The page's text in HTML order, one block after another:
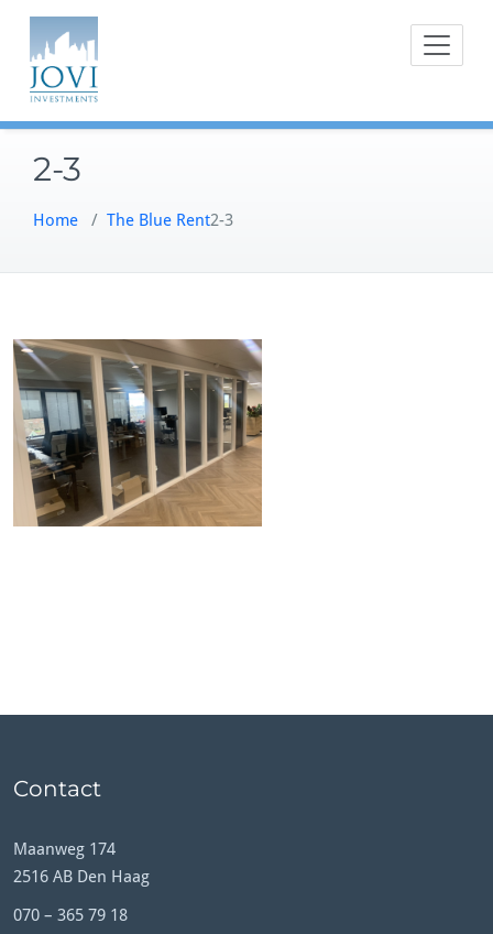
Doorgaan
inhoud
2-3
Home / The Blue Rent2-3
Contact
Maanweg 174
2516 AB Den Haag
070 – 365 79 18